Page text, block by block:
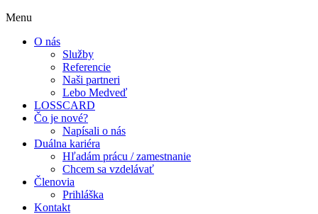
Menu
O nás
Služby
Referencie
Naši partneri
Lebo Medveď
LOSSCARD
Čo je nové?
Napísali o nás
Duálna kariéra
Hľadám prácu / zamestnanie
Chcem sa vzdelávať
Členovia
Prihláška
Kontakt